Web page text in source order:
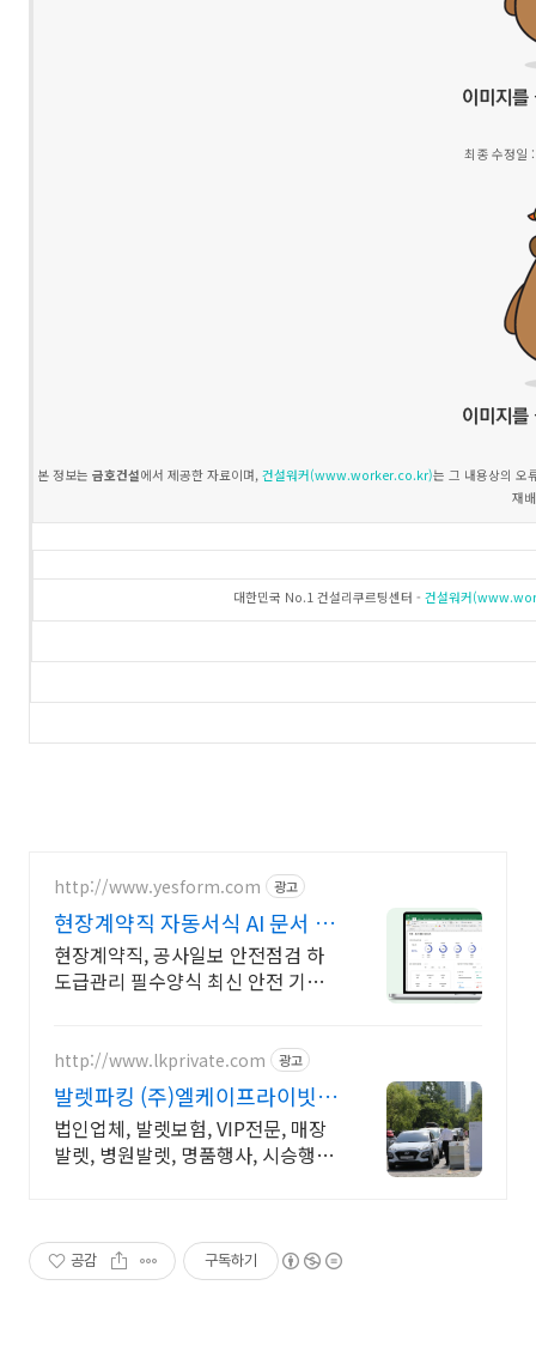
최종 수정일
본 정보는 금호건설에서 제공한 자료이며, 건설워커(www.worker.co.kr)는 그 내용상의 오
재
대한민국 No.1 건설리쿠르팅센터 - 건설워커
http://www.yesform.com 광고
현장계약직 자동서식 AI 문서 작
성
현장계약직, 공사일보 안전점검 하
도급관리 필수양식 최신 안전 기준
http://www.lkprivate.com 광고
발렛파킹 (주)엘케이프라이빗
카카오톡 상담 환영
법인업체, 발렛보험, VIP전문, 매장
발렛, 병원발렛, 명품행사, 시승행사
공감 구독하기